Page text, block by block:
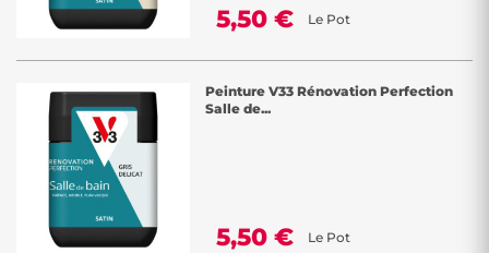
5,50 € Le Pot
Peinture V33 Rénovation Perfection
Salle de...
5,50 € Le Pot